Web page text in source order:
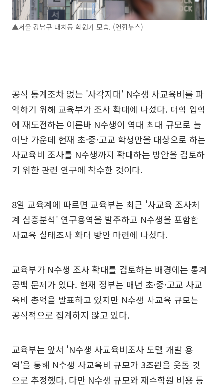
▲서울 강남구 대치동 학원가 모습. (연합뉴스)
공식 통계조차 없는 '사각지대' N수생 사교육비를 파
악하기 위해 교육부가 조사 확대에 나섰다. 대학 입학
에 재도전하는 이른바 N수생이 역대 최대 규모로 늘
어난 가운데 현재 초·중·고교 학생만을 대상으로 하는
사교육비 조사를 N수생까지 확대하는 방안을 검토하
기 위한 관련 연구에 착수한 것이다.
8일 교육계에 따르면 교육부는 최근 '사교육 조사체
계 심층분석' 연구용역을 발주하고 N수생을 포함한
사교육 실태조사 확대 방안 마련에 나섰다.
교육부가 N수생 조사 확대를 검토하는 배경에는 통계
공백 문제가 있다. 현재 정부는 매년 초·중·고교 사교
육비 총액을 발표하고 있지만 N수생 사교육 규모는
공식적으로 집계하지 않고 있다.
교육부는 앞서 'N수생 사교육비조사 모델 개발 용
역'을 통해 N수생 사교육비 규모가 3조원을 웃돌 것
으로 추정했다. 다만 N수생 규모와 재수학원 비용 등